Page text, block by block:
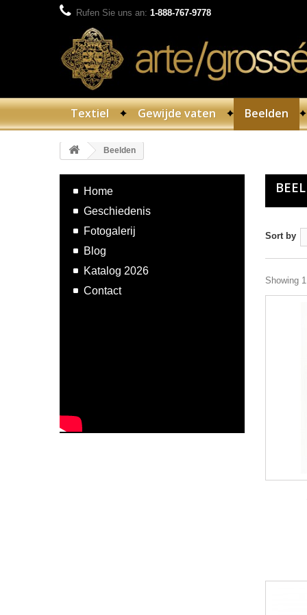
Rufen Sie uns an: 1-888-767-9778
Textiel Gewijde vaten Beelden
Beelden
Home
Geschiedenis
Fotogalerij
Blog
Katalog 2026
Contact
Sort by
Showing